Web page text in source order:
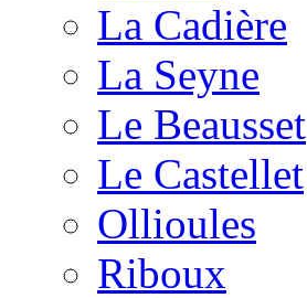
La Cadière
La Seyne
Le Beausset
Le Castellet
Ollioules
Riboux